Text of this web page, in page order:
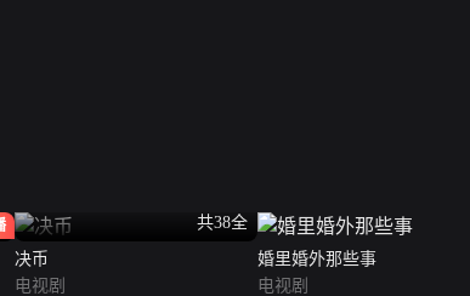
共38全
决币
电视剧
婚里婚外那些事
电视剧